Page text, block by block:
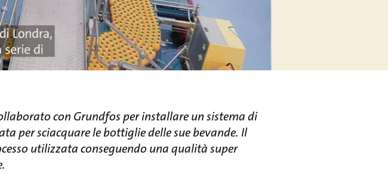
con Grundfos per installare un sistema di
per sciacquare le bottiglie delle sue bevande. Il
utilizzata conseguendo una qualità super